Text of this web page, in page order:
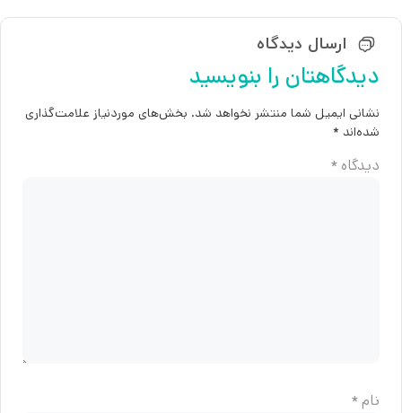
ارسال دیدگاه
دیدگاهتان را بنویسید
نشانی ایمیل شما منتشر نخواهد شد. بخش‌های موردنیاز علامت‌گذاری
شده‌اند *
دیدگاه *
نام *